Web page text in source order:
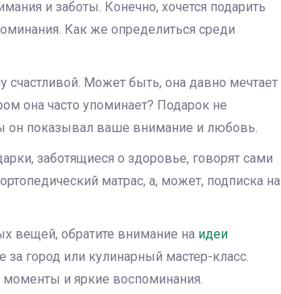
и заботы. Конечно, хочется подарить
Как же определиться среди
счастливой. Может быть, она давно мечтает
она часто упоминает? Подарок не
он показывал ваше внимание и любовь.
заботящиеся о здоровье, говорят сами
матрас, а, может, подписка на
вещей, обратите внимание на идеи
город или кулинарный мастер-класс.
и яркие воспоминания.